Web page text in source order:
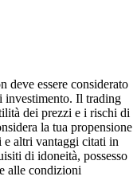
deve essere considerato
investimento. Il trading
dei prezzi e i rischi di
la tua propensione
altri vantaggi citati in
di idoneità, possesso
alle condizioni